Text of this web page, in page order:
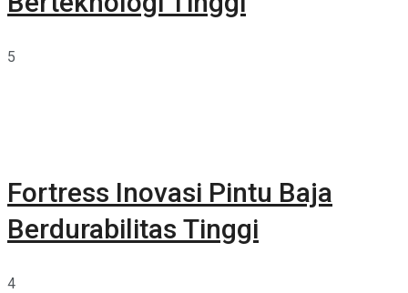
5
Fortress Inovasi Pintu Baja
Berdurabilitas Tinggi
4